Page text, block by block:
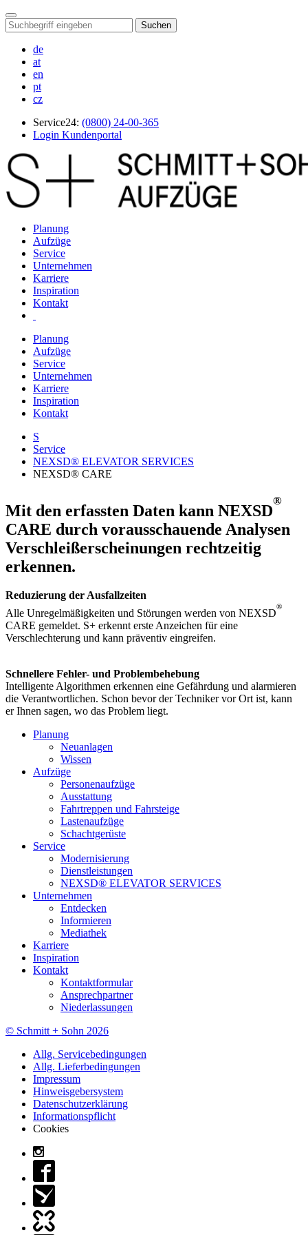
Suchen
de
at
en
pt
cz
Service24: (0800) 24-00-365
Login Kundenportal
Planung
Aufzüge
Service
Unternehmen
Karriere
Inspiration
Kontakt
Planung
Aufzüge
Service
Unternehmen
Karriere
Inspiration
Kontakt
S
Service
NEXSD® ELEVATOR SERVICES
NEXSD® CARE
Mit den erfassten Daten kann NEXSD
®
CARE durch vorausschauende Analysen
Verschleißerscheinungen rechtzeitig
erkennen.
Reduzierung der Ausfallzeiten
Alle Unregelmäßigkeiten und Störungen werden von NEXSD
®
CARE gemeldet. S+ erkennt erste Anzeichen für eine
Verschlechterung und kann präventiv eingreifen.
Schnellere Fehler- und Problembehebung
Intelligente Algorithmen erkennen eine Gefährdung und alarmieren
die Verantwortlichen. Schon bevor der Techniker vor Ort ist, kann
er Ihnen sagen, wo das Problem liegt.
Planung
Neuanlagen
Wissen
Aufzüge
Personenaufzüge
Ausstattung
Fahrtreppen und Fahrsteige
Lastenaufzüge
Schachtgerüste
Service
Modernisierung
Dienstleistungen
NEXSD® ELEVATOR SERVICES
Unternehmen
Entdecken
Informieren
Mediathek
Karriere
Inspiration
Kontakt
Kontaktformular
Ansprechpartner
Niederlassungen
© Schmitt + Sohn 2026
Allg. Servicebedingungen
Allg. Lieferbedingungen
Impressum
Hinweisgebersystem
Datenschutzerklärung
Informationspflicht
Cookies